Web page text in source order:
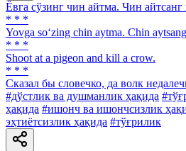
Ёвга сўзинг чин айтма. Чин айтсанг
* * *
Yovga so‘zing chin aytma. Chin
* * *
Shoot at a pigeon and kill a crow.
* * *
Сказал бы словечко, да волк
#дўстлик ва душманлик ҳақида
ҳақида #ишонч ва ишончсизлик
эҳтиётсизлик ҳақида #тўғрилик